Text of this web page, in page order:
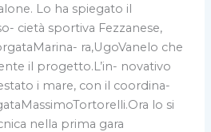
Lo ha spiegato il
cietà sportiva Fezzanese,
ra,UgoVanelo che
il progetto.L’in- novativo
i mare, con il coordina-
lo si
nella prima gara